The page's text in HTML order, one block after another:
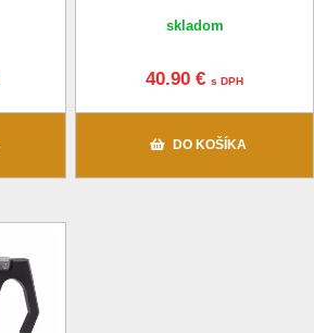
skladom
40.90 €s DPH
DO KOŠÍKA